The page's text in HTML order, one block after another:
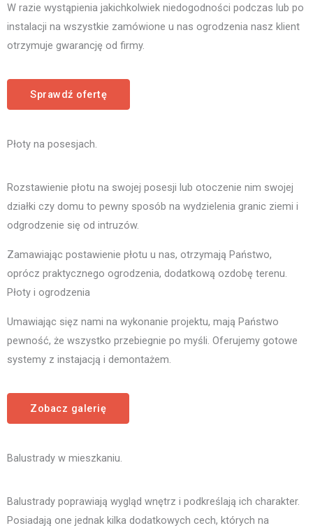
W razie wystąpienia jakichkolwiek niedogodności podczas lub po
instalacji na wszystkie zamówione u nas ogrodzenia nasz klient
otrzymuje gwarancję od firmy.
Sprawdź ofertę
Płoty na posesjach.
Rozstawienie płotu na swojej posesji lub otoczenie nim swojej
działki czy domu to pewny sposób na wydzielenia granic ziemi i
odgrodzenie się od intruzów.
Zamawiając postawienie płotu u nas, otrzymają Państwo,
oprócz praktycznego ogrodzenia, dodatkową ozdobę terenu.
Płoty i ogrodzenia
Umawiając sięz nami na wykonanie projektu, mają Państwo
pewność, że wszystko przebiegnie po myśli. Oferujemy gotowe
systemy z instajacją i demontażem.
Zobacz galerię
Balustrady w mieszkaniu.
Balustrady poprawiają wygląd wnętrz i podkreślają ich charakter.
Posiadają one jednak kilka dodatkowych cech, których na